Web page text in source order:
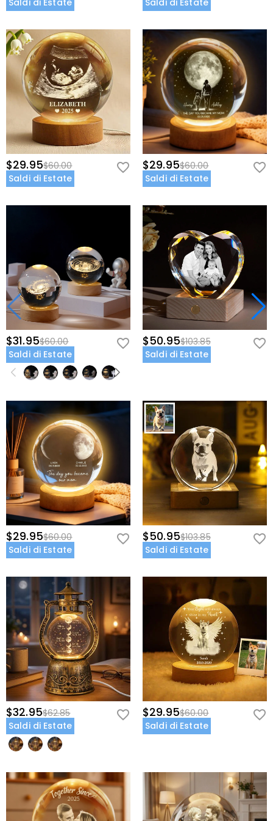
Saldi di Estate
Saldi di Estate
$29.95$60.00
Saldi di Estate
$29.95$60.00
Saldi di Estate
$31.95$60.00
Saldi di Estate
$50.95$103.85
Saldi di Estate
$29.95$60.00
Saldi di Estate
$50.95$103.85
Saldi di Estate
$32.95$62.85
Saldi di Estate
$29.95$60.00
Saldi di Estate